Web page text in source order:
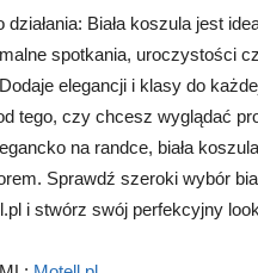
działania: Biała koszula jest
spotkania, uroczystości
elegancji i klasy do
tego, czy chcesz wyglądać
na randce, biała
Sprawdź szeroki wybór
i stwórz swój perfekcyjny